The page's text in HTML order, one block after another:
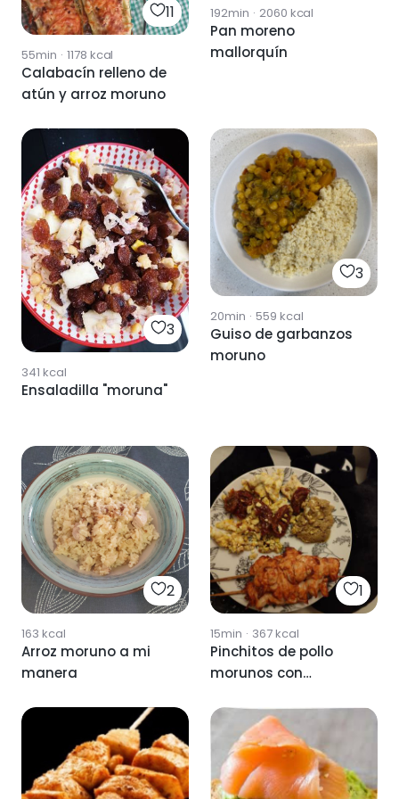
11
55min · 1178 kcal
Calabacín relleno de
atún y arroz moruno
192min · 2060 kcal
Pan moreno
mallorquín
3
341 kcal
Ensaladilla "moruna"
3
20min · 559 kcal
Guiso de garbanzos
moruno
2
163 kcal
Arroz moruno a mi
manera
1
15min · 367kcal
Pinchitos de pollo
morunos con
aove y salsa
especial.